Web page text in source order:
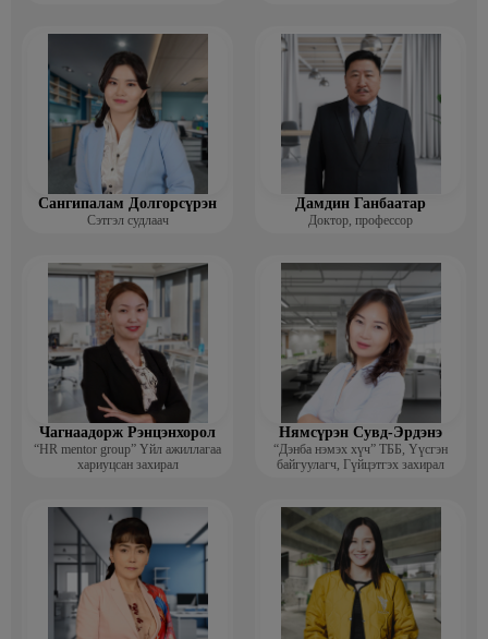
Сангипалам Долгорсүрэн
Сэтгэл судлаач
Дамдин Ганбаатар
Доктор, профессор
Чагнаадорж Рэнцэнхорол
“HR mentor group” Үйл ажиллагаа
хариуцсан захирал
Нямсүрэн Сувд-Эрдэнэ
“Дэнба нэмэх хүч” ТББ, Үүсгэн
байгуулагч, Гүйцэтгэх захирал